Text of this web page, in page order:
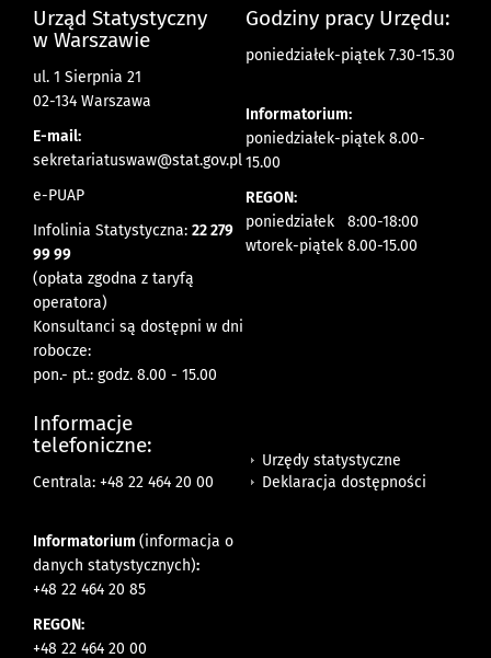
Urząd Statystyczny
w Warszawie
ul. 1 Sierpnia 21
02-134 Warszawa
E-mail:
sekretariatuswaw@stat.gov.pl
e-PUAP
Infolinia Statystyczna: 22 279
99 99
(opłata zgodna z taryfą
operatora)
Konsultanci są dostępni w dni
robocze:
pon.- pt.: godz. 8.00 - 15.00
Godziny pracy Urzędu:
poniedziałek-piątek 7.30-15.30
Informatorium:
poniedziałek-piątek 8.00-
15.00
REGON:
poniedziałek 8:00-18:00
wtorek-piątek 8.00-15.00
Informacje
telefoniczne:
Centrala: +48 22 464 20 00
Informatorium (informacja o
danych statystycznych):
+48 22 464 20 85
REGON:
+48 22 464 20 00
Urzędy statystyczne
Deklaracja dostępności